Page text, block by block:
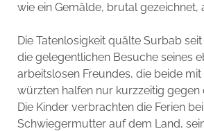
wie ein Gemälde, brutal gezeichnet,
Die Tatenlosigkeit quälte Surbab
die gelegentlichen Besuche seines
arbeitslosen Freundes, die beide
würzten halfen nur kurzzeitig gegen
Die Kinder verbrachten die Ferien
Schwiegermutter auf dem Land,